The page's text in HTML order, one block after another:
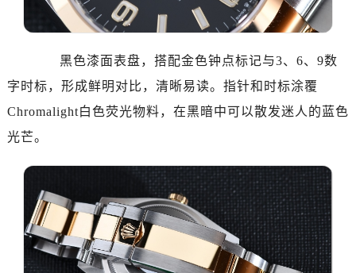
合肥市蜀山区潜山路111号万象城华润大厦B座12楼03室（需提前预约）
青岛市南区山东路6号华润大厦B座22层04室（需提前预约）
长春市朝阳区西安大路727号中银大厦A座(旺进大厦)18层09室（需提前预约）
石家庄市长安区中山东路39号勒泰中心写字楼B座13层07室（需提前预约）
西安市碑林区南关正街88号华侨城长安国际中心E座6楼10室（需提前预约）
海口市龙华区金贸东路5号海口华润大厦B座17层1707室（需提前预约）
唐山市路南区新华东道100号万达广场写字楼A座10层1002室（需提前预约）
台州市椒江区东海大道1800号腾达中心东1幢20楼2002室（需提前预约）
黑色漆面表盘，搭配金色钟点标记与3、6、9数
字时标，形成鲜明对比，清晰易读。指针和时标涂覆
Chromalight白色荧光物料，在黑暗中可以散发迷人的蓝色
光芒。